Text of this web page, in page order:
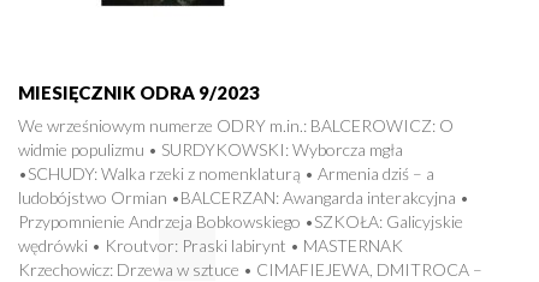
MIESIĘCZNIK ODRA 9/2023
We wrześniowym numerze ODRY m.in.: BALCEROWICZ: O
widmie populizmu • SURDYKOWSKI: Wyborcza mgła
•SCHUDY: Walka rzeki z nomenklaturą • Armenia dziś – a
ludobójstwo Ormian •BALCERZAN: Awangarda interakcyjna •
Przypomnienie Andrzeja Bobkowskiego •SZKOŁA: Galicyjskie
wędrówki • Kroutvor: Praski labirynt • MASTERNAK
Krzechowicz: Drzewa w sztuce • CIMAFIEJEWA, DMITROCA –